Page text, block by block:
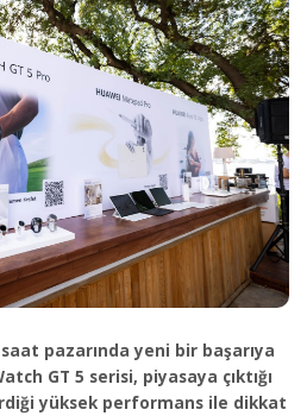
pazarında yeni bir başarıya
GT 5 serisi, piyasaya çıktığı
yüksek performans ile dikkat